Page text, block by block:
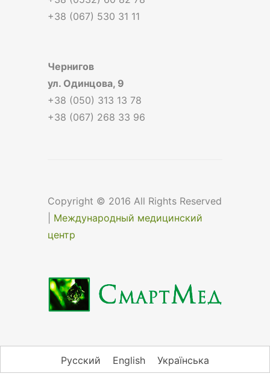
+38 (067) 530 31 11
Чернигов
ул. Одинцова, 9
+38 (050) 313 13 78
+38 (067) 268 33 96
Copyright © 2016 All Rights Reserved
Международный медицинский
центр
Русский English Українська